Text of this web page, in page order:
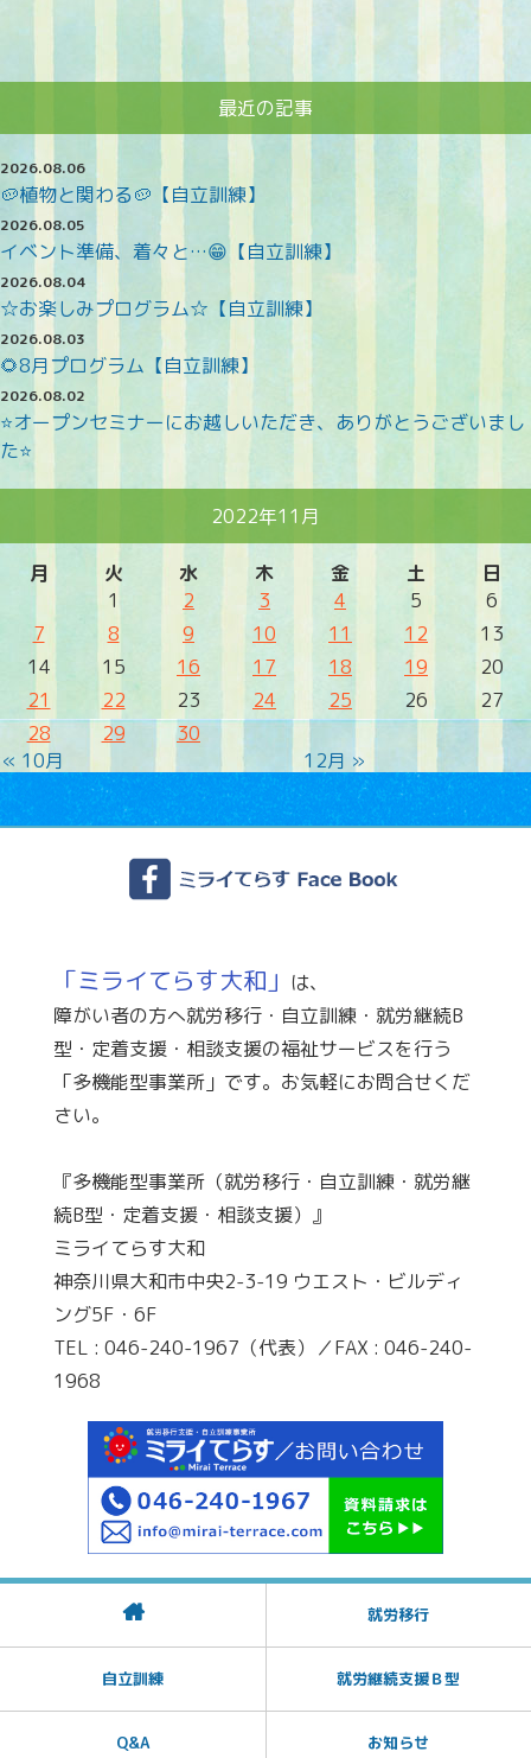
最近の記事
2026.08.06
🥔植物と関わる🥔【自立訓練】
2026.08.05
イベント準備、着々と…😁【自立訓練】
2026.08.04
☆お楽しみプログラム☆【自立訓練】
2026.08.03
🌻8月プログラム【自立訓練】
2026.08.02
⭐オープンセミナーにお越しいただき、ありがとうございまし
た⭐
2022年11月
月 火 水 木 金 土 日
« 10月 12月 »
1 2 3 4 5
6
7
8 9 10 11 12
13
14
15 16 17 18 19
20
21
22 23 24 25 26
27
28
29 30
「ミライてらす大和」 は、
障がい者の方へ就労移行・自立訓練・就労継続B
型・定着支援・相談支援の福祉サービスを行う
「多機能型事業所」です。お気軽にお問合せくだ
さい。
『多機能型事業所（就労移行・自立訓練・就労継
続B型・定着支援・相談支援）』
ミライてらす大和
神奈川県大和市中央2-3-19 ウエスト・ビルディ
ング5F・6F
TEL : 046-240-1967（代表）／FAX : 046-240-
1968
就労移行
自立訓練 就労継続支援Ｂ型
Q&A お知らせ